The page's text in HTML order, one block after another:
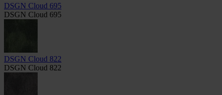
DSGN Cloud 695
DSGN Cloud 695
DSGN Cloud 822
DSGN Cloud 822